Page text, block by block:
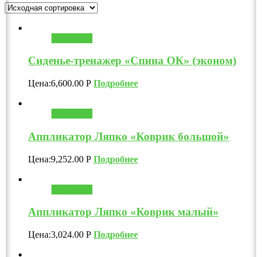
Cиденье-тренажер «Спина ОК» (эконом)
Цена:6,600.00 Р Подробнее
Аппликатор Ляпко «Коврик большой»
Цена:9,252.00 Р Подробнее
Аппликатор Ляпко «Коврик малый»
Цена:3,024.00 Р Подробнее